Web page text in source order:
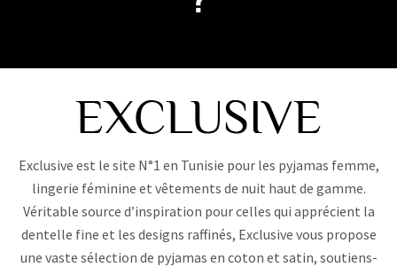
Exclusive est le site N°1 en Tunisie pour les pyjamas femme,
lingerie féminine et vêtements de nuit haut de gamme.
Véritable source d’inspiration pour celles qui apprécient la
dentelle fine et les designs raffinés, Exclusive vous propose
une vaste sélection de pyjamas en coton et satin, soutiens-